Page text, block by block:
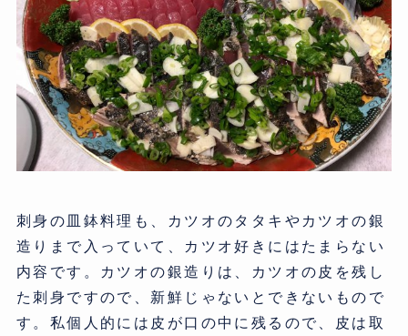
刺身の皿鉢料理も、カツオのタタキやカツオの銀
造りまで入っていて、カツオ好きにはたまらない
内容です。カツオの銀造りは、カツオの皮を残し
た刺身ですので、新鮮じゃないとできないもので
す。私個人的には皮が口の中に残るので、皮は取